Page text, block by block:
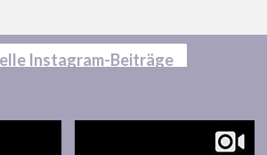
Instagram-Beiträge